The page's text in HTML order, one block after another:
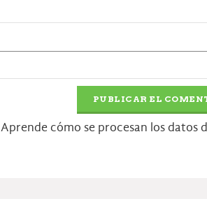
Aprende cómo se procesan los datos